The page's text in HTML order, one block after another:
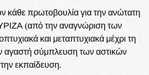
κάθε πρωτοβουλία για την ανώτατη
(από την αναγνώριση των
και μεταπτυχιακά μέχρι τη
αγαστή σύμπλευση των αστικών
εκπαίδευση.